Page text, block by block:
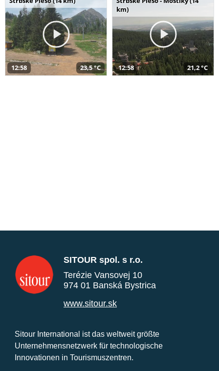
12:58 23,5 °C
km)
12:58 21,2 °C
SITOUR spol. s r.o.
Terézie Vansovej 10
974 01 Banská Bystrica
www.sitour.sk
Sitour International ist das weltweit größte
Unternehmensnetzwerk für technologische
Innovationen in Tourismuszentren.